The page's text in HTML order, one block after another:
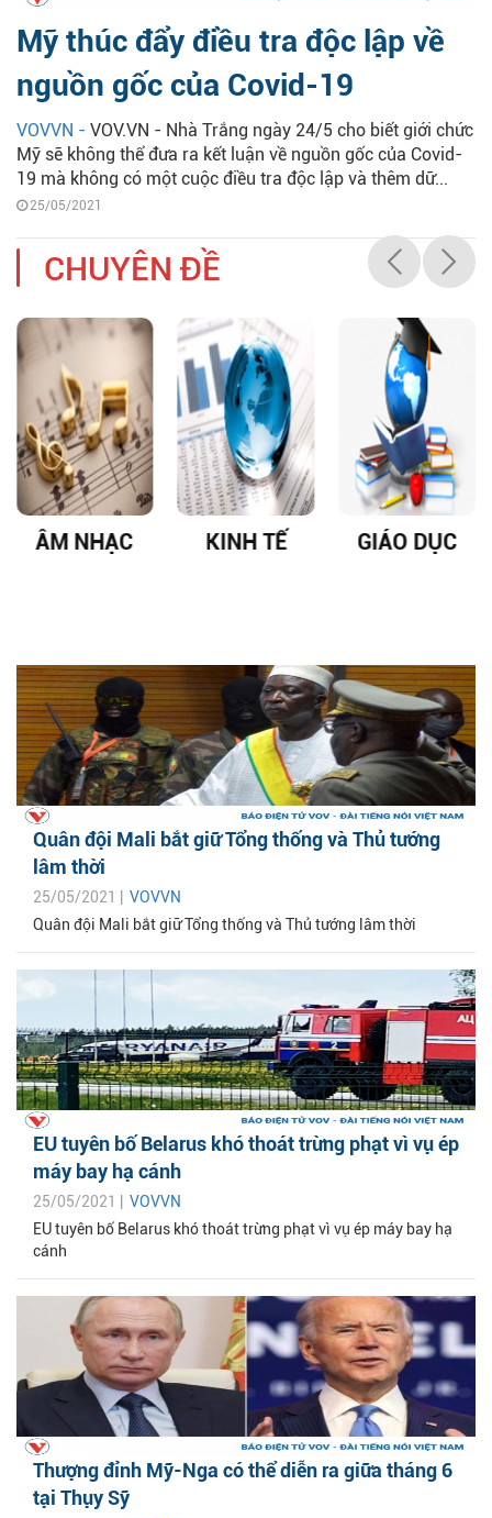
Mỹ thúc đẩy điều tra độc lập về
nguồn gốc của Covid-19
VOVVN - VOV.VN - Nhà Trắng ngày 24/5 cho biết giới chức
Mỹ sẽ không thể đưa ra kết luận về nguồn gốc của Covid-
19 mà không có một cuộc điều tra độc lập và thêm dữ...
25/05/2021
CHUYÊN ĐỀ
ÂM NHẠC KINH TẾ GIÁO DỤC
Quân đội Mali bắt giữ Tổng thống và Thủ tướng
lâm thời
25/05/2021 | VOVVN
Quân đội Mali bắt giữ Tổng thống và Thủ tướng lâm thời
EU tuyên bố Belarus khó thoát trừng phạt vì vụ ép
máy bay hạ cánh
25/05/2021 | VOVVN
EU tuyên bố Belarus khó thoát trừng phạt vì vụ ép máy bay hạ
cánh
Thượng đỉnh Mỹ-Nga có thể diễn ra giữa tháng 6
tại Thụy Sỹ